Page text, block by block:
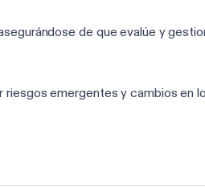
de que evalúe y
emergentes y cambios en